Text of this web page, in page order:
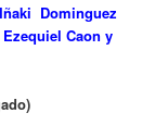
Dominguez
Caon y